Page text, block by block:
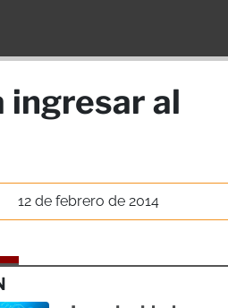
ingresar al
12 de febrero de 2014